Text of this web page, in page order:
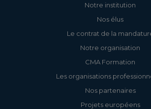
Notre institution
Nos élus
Le contrat de la
Notre organisation
CMA Formation
Les organisations
Nos partenaires
Projets européens